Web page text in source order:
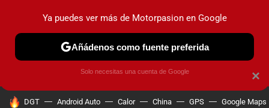
PRUEBAS COCHES ELÉCTRICOS OBSERVATORIO
HOY SE HABLA DE
DGT Android Auto Calor China GPS Google Maps
×
Ya puedes ver más de Motorpasion en Google
Añádenos como fuente preferida
Solo necesitas una cuenta de Google